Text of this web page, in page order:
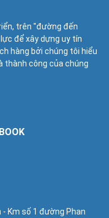
trên "đường đến
để xây dựng uy tín
hàng bởi chúng tôi hiểu
thành công của chúng
- Km số 1 đường Phan